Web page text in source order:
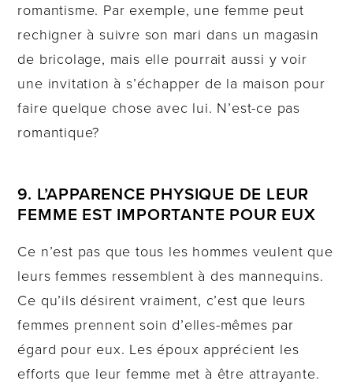
romantisme. Par exemple, une femme peut
rechigner à suivre son mari dans un magasin
de bricolage, mais elle pourrait aussi y voir
une invitation à s’échapper de la maison pour
faire quelque chose avec lui. N’est-ce pas
romantique?
9. L’APPARENCE PHYSIQUE DE LEUR
FEMME EST IMPORTANTE POUR EUX
Ce n’est pas que tous les hommes veulent que
leurs femmes ressemblent à des mannequins.
Ce qu’ils désirent vraiment, c’est que leurs
femmes prennent soin d’elles-mêmes par
égard pour eux. Les époux apprécient les
efforts que leur femme met à être attrayante.